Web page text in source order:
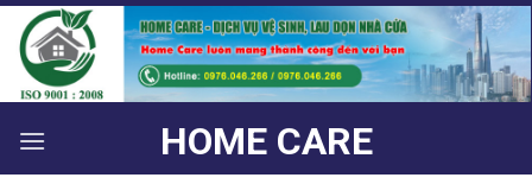
Bỏ
qua
nội
dung
HOME CARE